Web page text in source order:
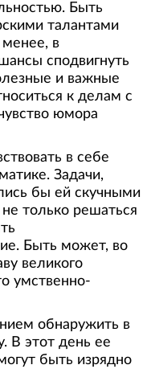
Быть
талантами
менее, в
сподвигнуть
и важные
к делам с
юмора
в себе
Задачи,
бы ей скучными
только решаться
Быть может, во
великого
умственно-
обнаружить в
В этот день ее
быть изрядно